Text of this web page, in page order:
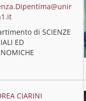
di SCIENZE
ED
CIARINI